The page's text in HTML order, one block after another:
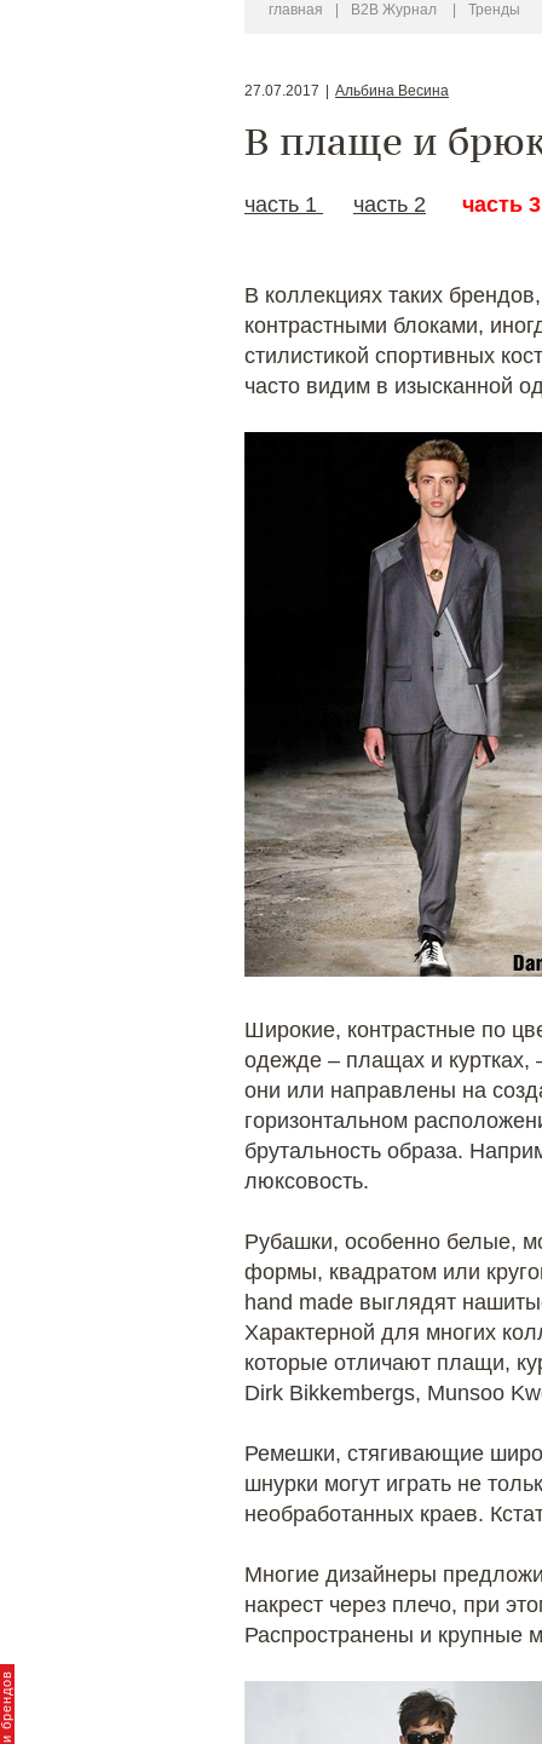
главная B2B Журнал Тренды
27.07.2017 Альбина Весина
В плаще и
часть 1 часть 2
часть 3
В коллекциях таких
контрастными блоками,
стилистикой спортивных
часто видим в изысканной
Широкие, контрастные по
одежде – ​плащах и куртках,
они или направлены на
горизонтальном
брутальность образа.
люксовость.
Рубашки, особенно белые,
формы, квадратом или
hand made выглядят
Характерной для многих
которые отличают плащи,
Dirk Bikkembergs, Munsoo
Ремешки, стягивающие
шнурки могут играть не
необработанных краев.
Многие дизайнеры
накрест через плечо, при
Распространены и крупные